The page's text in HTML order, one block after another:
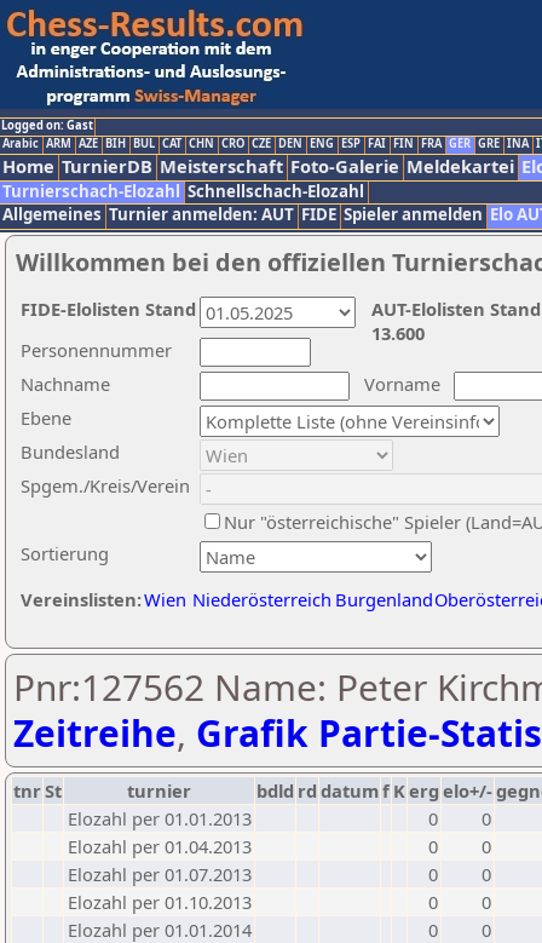
Logged on: Gast
Arabic ARM AZE BIH BUL CAT CHN CRO CZE DEN ENG ESP FAI FIN FRA GER GRE INA
Home TurnierDB Meisterschaft Foto-Galerie Meldekartei
Turnierschach-Elozahl Schnellschach-Elozahl
Allgemeines Turnier anmelden: AUT FIDE Spieler anmelden Elo
Willkommen bei den offiziellen
Nachname
Vorname
Ebene
Sortierung
Personennummer
Bundesland
Spgem./Kreis/Verein
Nur "österreichische" Spieler
Vereinslisten:Wien Niederösterreich Burgenland
AUT-Elolisten
13.600
FIDE-Elolisten Stand
Pnr:127562 Name: Peter
Zeitreihe, Grafik Partie-
tnrSt turnier bdld rd datumf Kerg elo+/-
Elozahl per 01.01.2013
0
0
Elozahl per 01.04.2013
0
0
Elozahl per 01.07.2013
0
0
Elozahl per 01.10.2013
0
0
Elozahl per 01.01.2014
0
0